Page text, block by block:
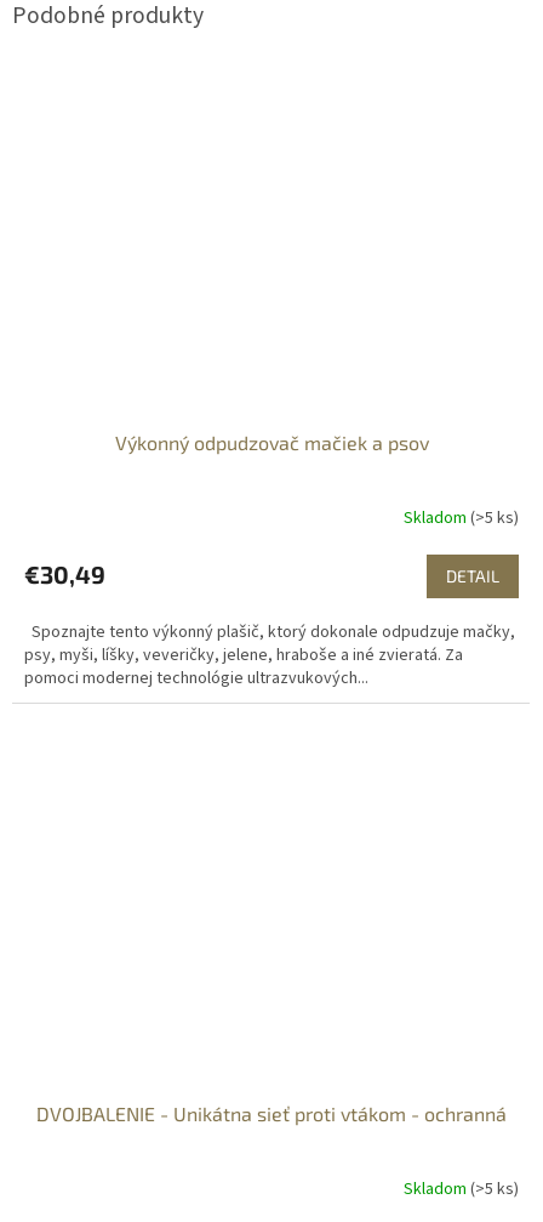
Výkonný odpudzovač mačiek a psov
Skladom (>5 ks)
€30,49 DETAIL
Spoznajte tento výkonný plašič, ktorý dokonale odpudzuje mačky,
psy, myši, líšky, veveričky, jelene, hraboše a iné zvieratá. Za
pomoci modernej technológie ultrazvukových...
DVOJBALENIE - Unikátna sieť proti vtákom - ochranná
Skladom (>5 ks)